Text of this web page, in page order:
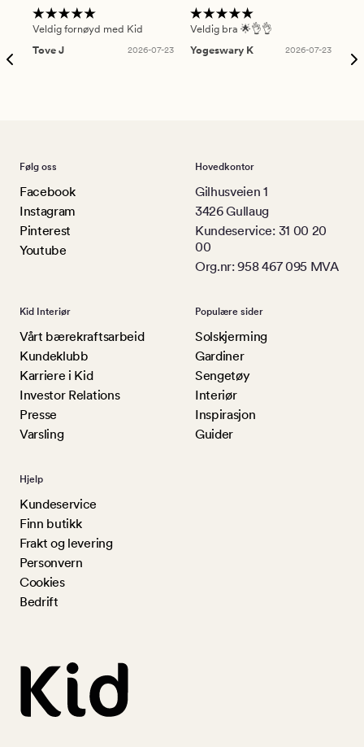
Veldig fornøyd med Kid
Tove J
2026-07-23
Veldig bra 🌟👌👌
Yogeswary K
2026-07-23
Følg oss
Facebook
Instagram
Pinterest
Youtube
Hovedkontor
Gilhusveien 1
3426 Gullaug
Kundeservice: 31 00 20
00
Org.nr: 958 467 095 MVA
Kid Interiør
Vårt bærekraftsarbeid
Kundeklubb
Karriere i Kid
Investor Relations
Presse
Varsling
Populære sider
Solskjerming
Gardiner
Sengetøy
Interiør
Inspirasjon
Guider
Hjelp
Kundeservice
Finn butikk
Frakt og levering
Personvern
Cookies
Bedrift